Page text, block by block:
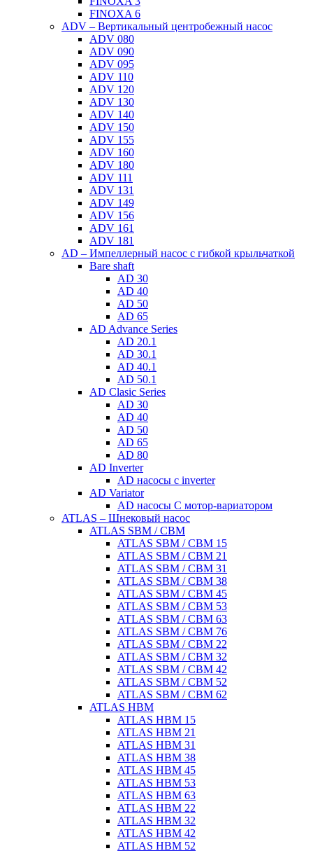
FINOXA 6
ADV – Вертикальный центробежный насос
ADV 080
ADV 090
ADV 095
ADV 110
ADV 120
ADV 130
ADV 140
ADV 150
ADV 155
ADV 160
ADV 180
ADV 111
ADV 131
ADV 149
ADV 156
ADV 161
ADV 181
AD – Импеллерный насос с гибкой крыльчаткой
Bare shaft
AD 30
AD 40
AD 50
AD 65
AD Advance Series
AD 20.1
AD 30.1
AD 40.1
AD 50.1
AD Clasic Series
AD 30
AD 40
AD 50
AD 65
AD 80
AD Inverter
AD насосы с inverter
AD Variator
AD насосы С мотор-вариатором
ATLAS – Шнековый насос
ATLAS SBM / CBM
ATLAS SBM / CBM 15
ATLAS SBM / CBM 21
ATLAS SBM / CBM 31
ATLAS SBM / CBM 38
ATLAS SBM / CBM 45
ATLAS SBM / CBM 53
ATLAS SBM / CBM 63
ATLAS SBM / CBM 76
ATLAS SBM / CBM 22
ATLAS SBM / CBM 32
ATLAS SBM / CBM 42
ATLAS SBM / CBM 52
ATLAS SBM / CBM 62
ATLAS HBM
ATLAS HBM 15
ATLAS HBM 21
ATLAS HBM 31
ATLAS HBM 38
ATLAS HBM 45
ATLAS HBM 53
ATLAS HBM 63
ATLAS HBM 22
ATLAS HBM 32
ATLAS HBM 42
ATLAS HBM 52